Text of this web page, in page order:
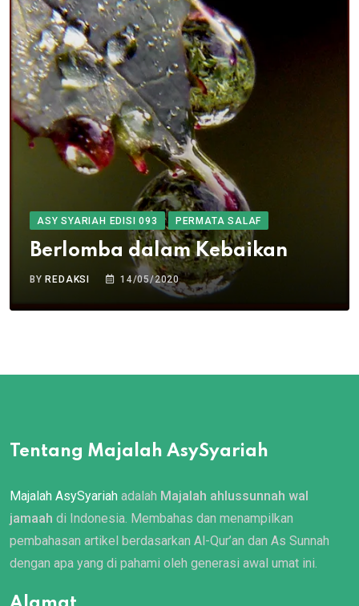
ASY SYARIAH EDISI 093 PERMATA SALAF
Berlomba dalam Kebaikan
BYREDAKSI 14/05/2020
Tentang Majalah AsySyariah
Majalah AsySyariah adalah Majalah ahlussunnah wal
jamaah di Indonesia. Membahas dan menampilkan
pembahasan artikel berdasarkan Al-Qur’an dan As Sunnah
dengan apa yang di pahami oleh generasi awal umat ini.